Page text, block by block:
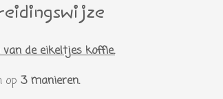
de eikeltjes koffie.
op 3 manieren.